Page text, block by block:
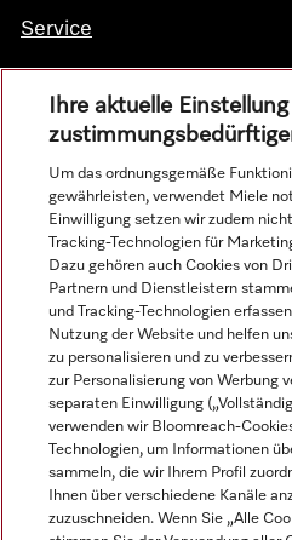
Service
Alle Produktpreise zzgl.
© Miele & Cie. KG.
Ihre aktuelle
Um das ordnungsgemäße
gewährleisten, verwendet Miele
Einwilligung setzen wir zudem
Tracking-Technologien für
Dazu gehören auch Cookies von
Partnern und Dienstleistern
und Tracking-Technologien
Nutzung der Website und helfen
zu personalisieren und zu
zur Personalisierung von Werbung
separaten Einwilligung
verwenden wir Bloomreach-
Technologien, um Informationen
sammeln, die wir Ihrem Profil
Ihnen über verschiedene Kanäle
zuzuschneiden. Wenn Sie „Alle